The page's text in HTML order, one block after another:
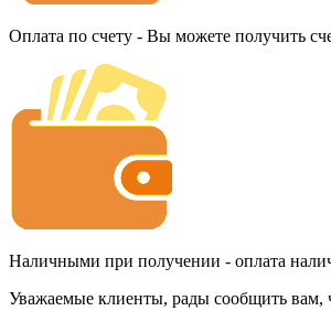
Оплата по счету - Вы можете получить
Наличными при получении - оплата
Уважаемые клиенты, рады сообщить вам,